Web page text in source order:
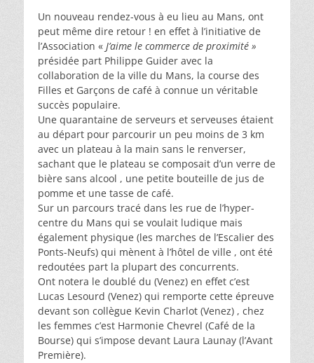
Un nouveau rendez-vous à eu lieu au Mans, ont
peut même dire retour ! en effet à l’initiative de
l’Association « J’aime le commerce de proximité »
présidée part Philippe Guider avec la
collaboration de la ville du Mans, la course des
Filles et Garçons de café à connue un véritable
succès populaire.
Une quarantaine de serveurs et serveuses étaient
au départ pour parcourir un peu moins de 3 km
avec un plateau à la main sans le renverser,
sachant que le plateau se composait d’un verre de
bière sans alcool , une petite bouteille de jus de
pomme et une tasse de café.
Sur un parcours tracé dans les rue de l’hyper-
centre du Mans qui se voulait ludique mais
également physique (les marches de l’Escalier des
Ponts-Neufs) qui mènent à l’hôtel de ville , ont été
redoutées part la plupart des concurrents.
Ont notera le doublé du (Venez) en effet c’est
Lucas Lesourd (Venez) qui remporte cette épreuve
devant son collègue Kevin Charlot (Venez) , chez
les femmes c’est Harmonie Chevrel (Café de la
Bourse) qui s’impose devant Laura Launay (l’Avant
Première).